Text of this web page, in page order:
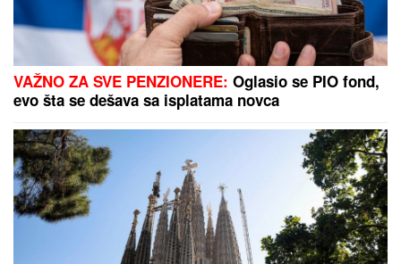
VAŽNO ZA SVE PENZIONERE: Oglasio se PIO fond,
evo šta se dešava sa isplatama novca